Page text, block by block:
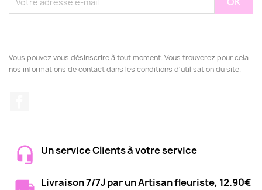
Vous pouvez vous désinscrire à tout moment. Vous trouverez pour cela
nos informations de contact dans les conditions d'utilisation du site.
Un service Clients à votre service
Livraison 7/7J par un Artisan fleuriste, 12.90€